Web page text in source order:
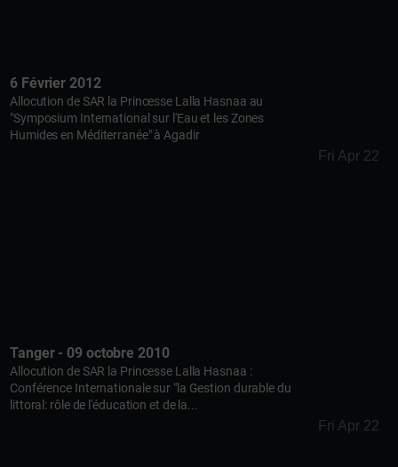
6 Février 2012
Allocution de SAR la Princesse Lalla Hasnaa au
"Symposium International sur l'Eau et les Zones
Humides en Méditerranée" à Agadir
Fri Apr 22
Tanger - 09 octobre 2010
Allocution de SAR la Princesse Lalla Hasnaa :
Conférence Internationale sur "la Gestion durable du
littoral: rôle de l'éducation et de la...
Fri Apr 22